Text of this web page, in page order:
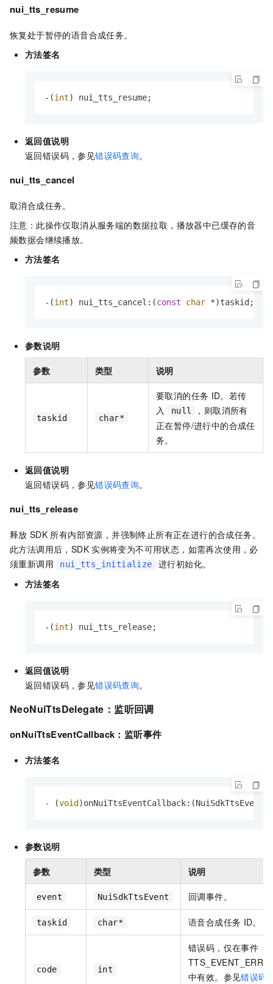
nui_tts_resume
恢复处于暂停的语音合成任务。
方法签名
-(int) nui_tts_resume;
返回值说明
返回错误码，参见错误码查询。
nui_tts_cancel
取消合成任务。
注意：此操作仅取消从服务端的数据拉取，播放器中已缓存的音
频数据会继续播放。
方法签名
-(int) nui_tts_cancel:(const char *)taskid;
参数说明
参数 类型 说明
taskid char*
要取消的任务 ID。若传
入
null
，则取消所有
正在暂停/进行中的合成任
务。
返回值说明
返回错误码，参见错误码查询。
nui_tts_release
释放 SDK 所有内部资源，并强制终止所有正在进行的合成任务。
此方法调用后，SDK 实例将变为不可用状态，如需再次使用，必
须重新调用
nui_tts_initialize
进行初始化。
方法签名
-(int) nui_tts_release;
返回值说明
返回错误码，参见错误码查询。
NeoNuiTtsDelegate ：监听回调
onNuiTtsEventCallback ：监听事件
方法签名
- (void
参数说明
参数 类型 说明
event NuiSdkTtsEvent 回调事件。
taskid char* 语音合成任务 ID。
code int
错误码，仅在事件
中有效。参见错误码